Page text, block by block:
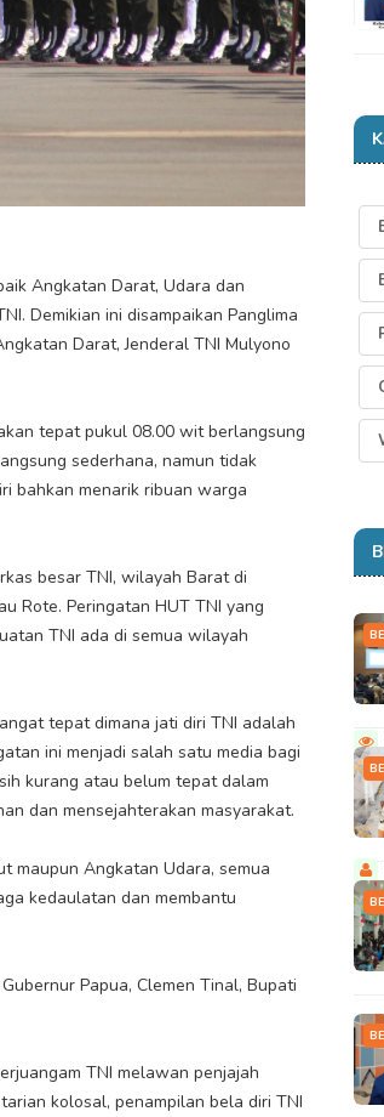
Angkatan Darat, Udara dan
Demikian ini disampaikan Panglima
Darat, Jenderal TNI Mulyono
tepat pukul 08.00 wit berlangsung
sederhana, namun tidak
bahkan menarik ribuan warga
besar TNI, wilayah Barat di
Rote. Peringatan HUT TNI yang
TNI ada di semua wilayah
tepat dimana jati diri TNI adalah
ini menjadi salah satu media bagi
kurang atau belum tepat dalam
dan mensejahterakan masyarakat.
maupun Angkatan Udara, semua
kedaulatan dan membantu
Papua, Clemen Tinal, Bupati
TNI melawan penjajah
kolosal, penampilan bela diri TNI